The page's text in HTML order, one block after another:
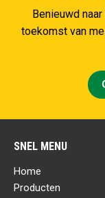
Benieuwd
toekomst van
SNEL MENU
Home
Producten